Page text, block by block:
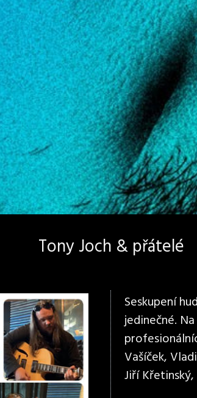
Tony Joch & přátelé
Seskupení
jedinečné.
Vašíček,
Jiří